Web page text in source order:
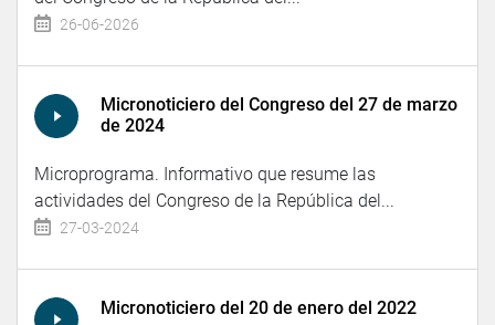
26-06-2026
Micronoticiero del Congreso del 27 de marzo
de 2024
Microprograma. Informativo que resume las
actividades del Congreso de la República del...
27-03-2024
Micronoticiero del 20 de enero del 2022